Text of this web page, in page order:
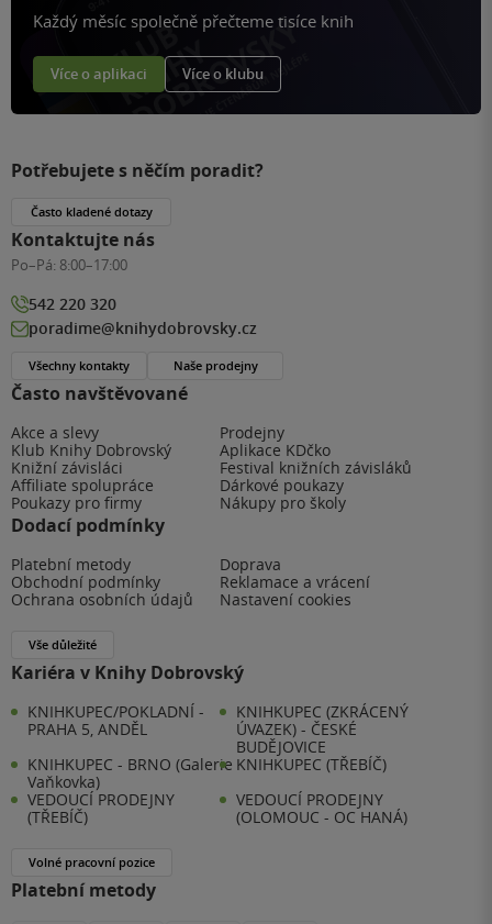
Každý měsíc společně přečteme tisíce knih
Více o aplikaci Více o klubu
Často navštěvované
Akce a slevy
Prodejny
Klub Knihy Dobrovský
Aplikace KDčko
Knižní závisláci
Festival knižních závisláků
Affiliate spolupráce
Dárkové poukazy
Poukazy pro firmy
Nákupy pro školy
Dodací podmínky
Platební metody
Doprava
Obchodní podmínky
Reklamace a vrácení
Ochrana osobních údajů
Nastavení cookies
Vše důležité
Kariéra v Knihy Dobrovský
KNIHKUPEC/POKLADNÍ -
PRAHA 5, ANDĚL
KNIHKUPEC (ZKRÁCENÝ
ÚVAZEK) - ČESKÉ
BUDĚJOVICE
KNIHKUPEC - BRNO (Galerie
Vaňkovka)
KNIHKUPEC (TŘEBÍČ)
VEDOUCÍ PRODEJNY
(TŘEBÍČ)
VEDOUCÍ PRODEJNY
(OLOMOUC - OC HANÁ)
Volné pracovní pozice
Platební metody
Potřebujete s něčím poradit?
Často kladené dotazy
Kontaktujte nás
Po–Pá: 8:00–17:00
542 220 320
poradime@knihydobrovsky.cz
Všechny kontakty Naše prodejny